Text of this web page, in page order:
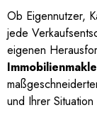
Ob Eigennutzer,
jede
eigenen
und Ihrer